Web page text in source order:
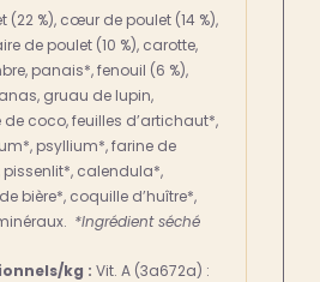
(22 %), cœur de poulet (14 %),
de poulet (10 %), carotte,
panais*, fenouil (6 %),
gruau de lupin,
de coco, feuilles d’artichaut*,
psyllium*, farine de
calendula*,
bière*, coquille d’huître*,
*Ingrédient séché
kg : Vit. A (3a672a) :